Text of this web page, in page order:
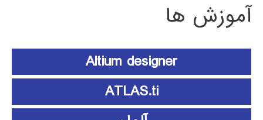
آموزش ها
Altium designer
ATLAS.ti